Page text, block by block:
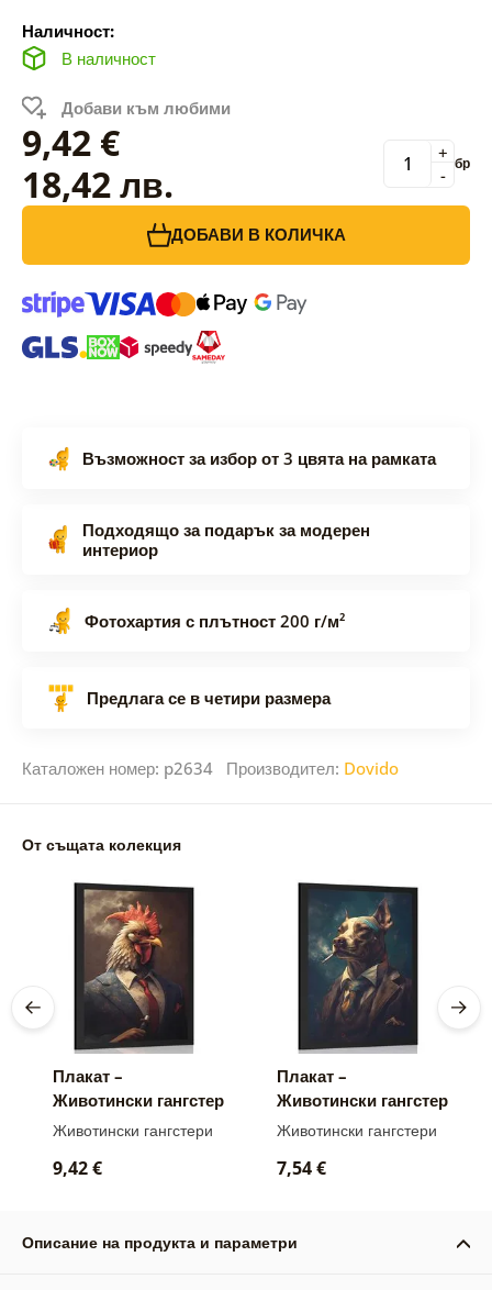
Наличност:
В наличност
Добави към любими
9,42 €
18,42 лв.
-
+ бр
ДОБАВИ В КОЛИЧКА
Възможност за избор от 3 цвята на рамката
Подходящо за подарък за модерен
интериор
Фотохартия с плътност 200 г/м²
Предлага се в четири размера
Каталожен номер: p2634 Производител: Dovido
От същата колекция
Плакат –
Животински гангстер
петел
Животински гангстери
9,42 €
Плакат –
Животински гангстер
куче
Животински гангстери
7,54 €
Описание на продукта и параметри